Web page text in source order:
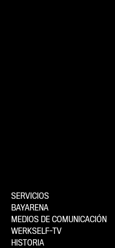
SERVICIOS
BAYARENA
MEDIOS DE COMUNICACIÓN
WERKSELF-TV
HISTORIA